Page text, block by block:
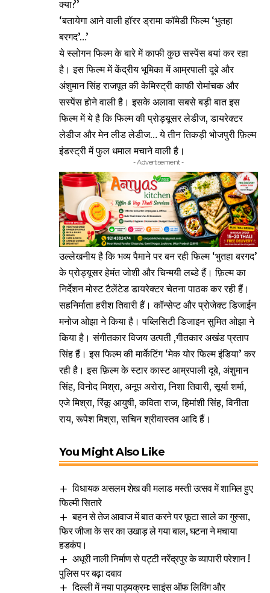
क्या?’
‘बतायेगा आने वाली हॉरर ड्रामा कॉमेडी फिल्म ‘भुतहा
बरगद’…’
ये स्लोगन फिल्म के बारे में काफी कुछ सस्पेंस बयां कर रहा
है। इस फिल्म में केंद्रीय भूमिका में आम्रपाली दूबे और
अंशुमान सिंह राजपूत की केमिस्ट्री काफी रोमांचक और
सस्पेंस होने वाली है। इसके अलावा सबसे बड़ी बात इस
फिल्म में ये है कि फिल्म की प्रोड्यूसर लेडीज, डायरेक्टर
लेडीज और मेन लीड लेडीज… ये तीन तिकड़ी भोजपुरी फ़िल्म
इंडस्ट्री में फुल धमाल मचाने वाली है।
- Advertisement -
उल्लेखनीय है कि भव्य पैमाने पर बन रही फिल्म ‘भुतहा बरगद’
के प्रोड्यूसर हेमंत जोशी और चिन्मयी लब्डे हैं। फ़िल्म का
निर्देशन मोस्ट टैलेंटेड डायरेक्टर चेतना पाठक कर रही हैं।
सहनिर्माता हरीश तिवारी हैं। कॉन्सेप्ट और प्रोजेक्ट डिजाईन
मनोज ओझा ने किया है। पब्लिसिटी डिजाइन सुमित ओझा ने
किया है। संगीतकार विजय उत्पती ,गीतकार अखंड प्रताप
सिंह हैं। इस फिल्म की मार्केटिंग ‘मेक योर फिल्म इंडिया’ कर
रही है। इस फ़िल्म के स्टार कास्ट आम्रपाली दूबे, अंशुमान
सिंह, विनोद मिश्रा, अनूप अरोरा, निशा तिवारी, सूर्या शर्मा,
एजे मिश्रा, रिंकू आयुषी, कविता राज, हिमांशी सिंह, विनीता
राय, रूपेश मिश्रा, सचिन श्रीवास्तव आदि हैं।
You Might Also Like
विधायक असलम शेख की मलाड मस्ती उत्सव में शामिल हुए
फिल्मी सितारे
बहन से तेज आवाज में बात करने पर फूटा साले का गुस्सा,
फिर जीजा के सर का उखाड़ ले गया बाल, घटना ने मचाया
हडकंप।
अधूरी नाली निर्माण से पट्टी नरेंद्रपुर के व्यापारी परेशान !
पुलिस पर बढ़ा दबाव
दिल्ली में नया पाठ्यक्रम: साइंस ऑफ लिविंग और